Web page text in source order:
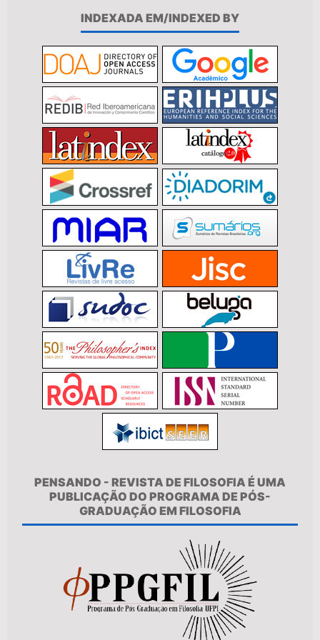
INDEXADA EM/INDEXED BY
PENSANDO - REVISTA DE FILOSOFIA É UMA
PUBLICAÇÃO DO PROGRAMA DE PÓS-
GRADUAÇÃO EM FILOSOFIA